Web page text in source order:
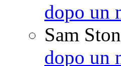
dopo un
Sam
dopo un